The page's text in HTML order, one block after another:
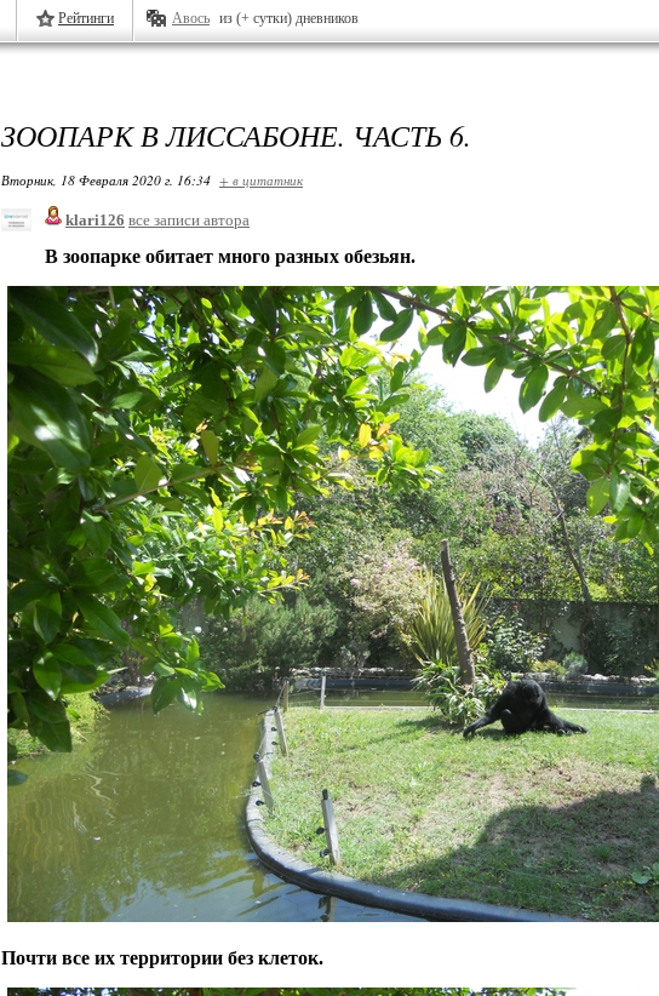
Рейтинги Авось из (+ сутки) дневников
ЗООПАРК В ЛИССАБОНЕ. ЧАСТЬ 6.
Вторник, 18 Февраля 2020 г. 16:34 + в цитатник
klari126 все записи автора
В зоопарке обитает много разных обезьян.
Почти все их территории без клеток.